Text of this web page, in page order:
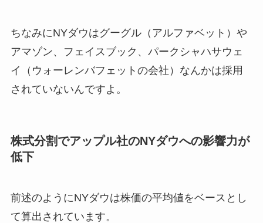
ちなみにNYダウはグーグル（アルファベット）や
アマゾン、フェイスブック、パークシャハサウェ
イ（ウォーレンバフェットの会社）なんかは採用
されていないんですよ。
株式分割でアップル社のNYダウへの影響力が
低下
前述のようにNYダウは株価の平均値をベースとし
て算出されています。